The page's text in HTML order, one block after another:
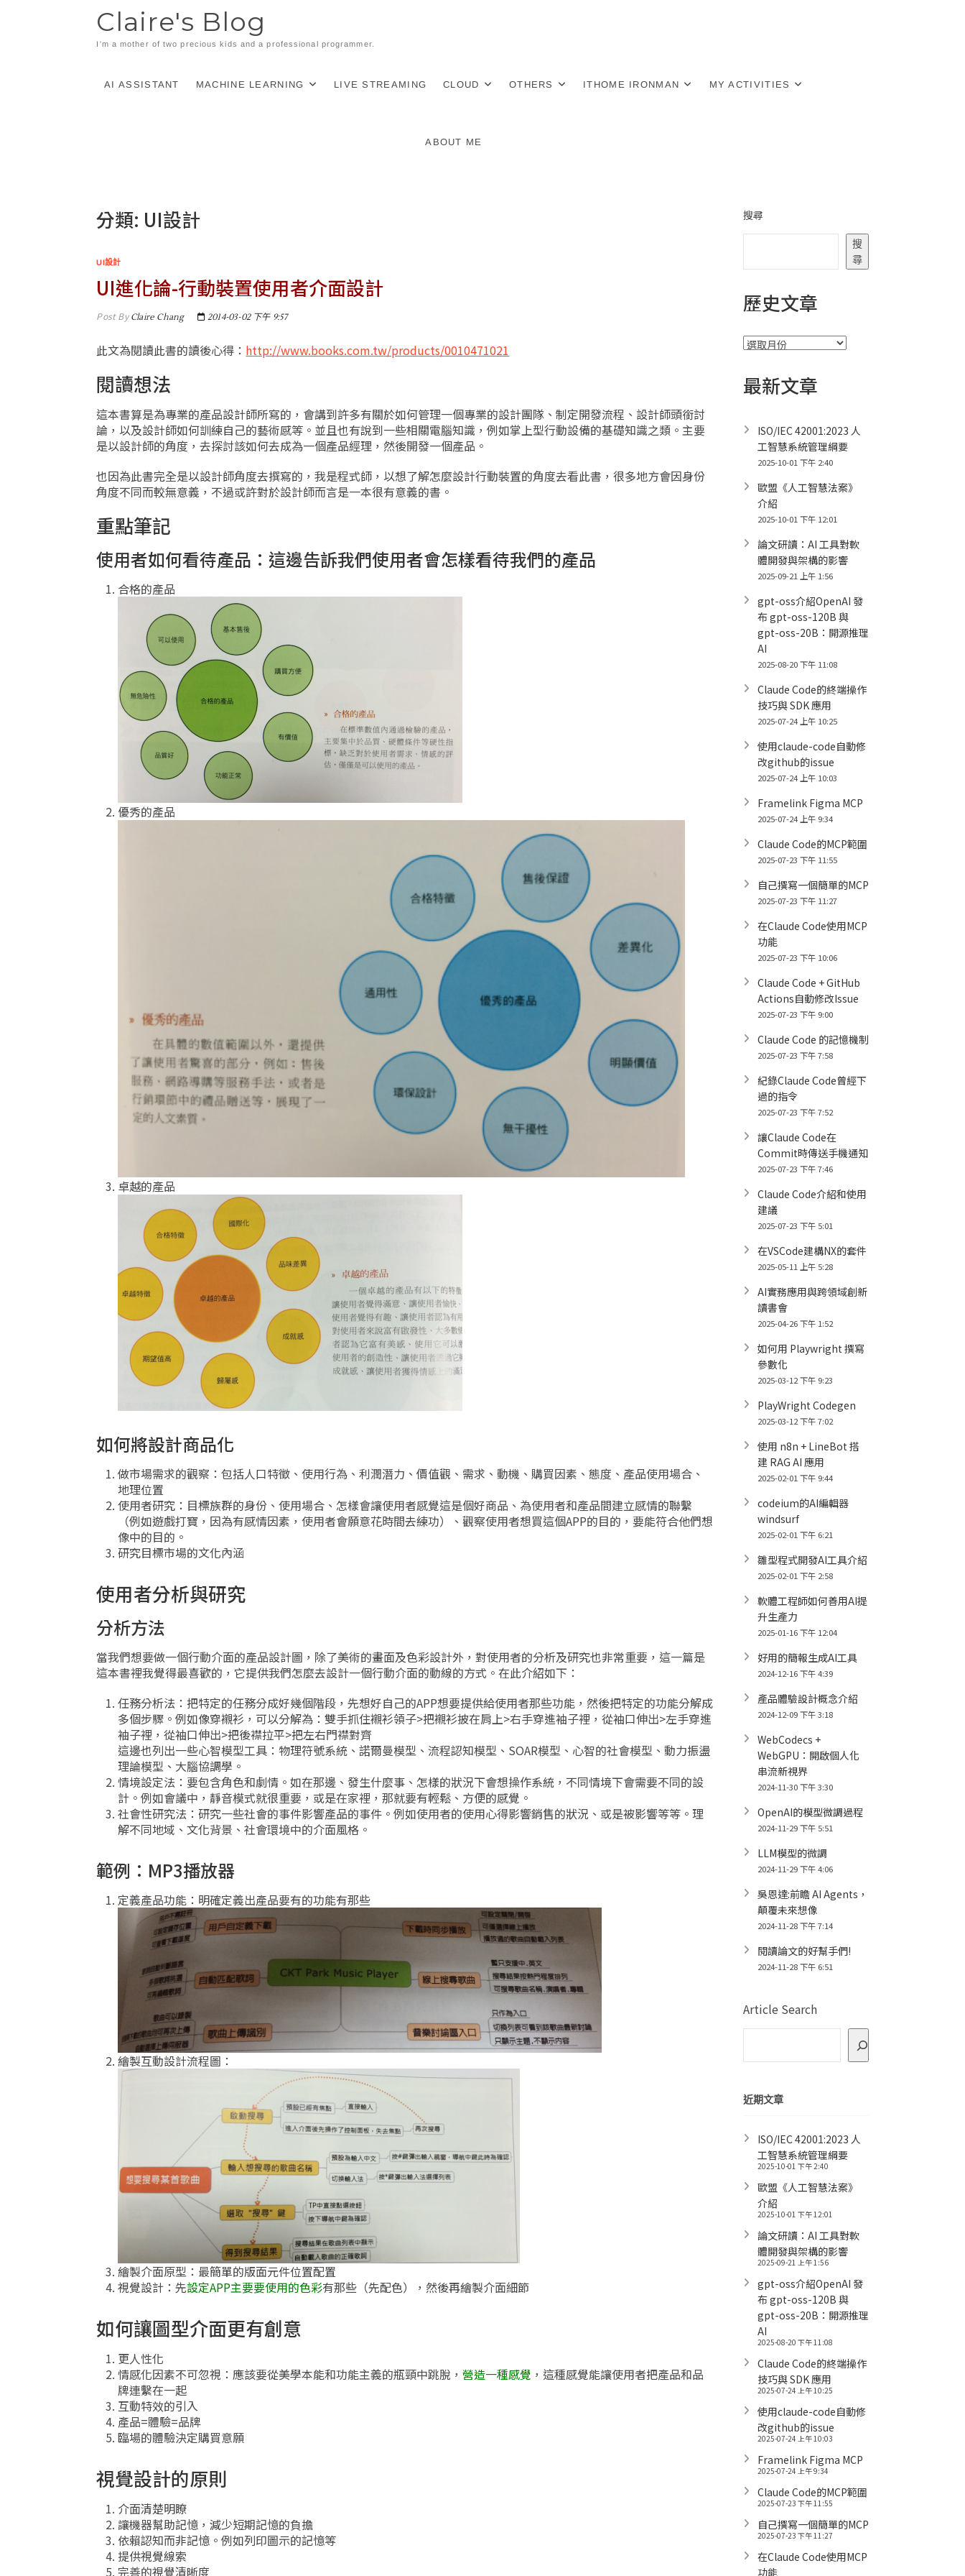
Claire's Blog
I'm a mother of two precious kids and a professional programmer.
AI ASSISTANT MACHINE LEARNING LIVE STREAMING CLOUD OTHERS ITHOME IRONMAN MY ACTIVITIES
ABOUT ME
分類: UI設計
UI設計
UI進化論-行動裝置使用者介面設計
Post ByClaire Chang 2014-03-02 下午 9:57
此文為閱讀此書的讀後心得： http://www.books.com.tw/products/0010471021
閱讀想法
這本書算是為專業的產品設計師所寫的，會講到許多有關於如何管理一個專業的設計團隊、制定開發流程、設計師頭銜討
論，以及設計師如何訓練自己的藝術感等。並且也有說到一些相關電腦知識，例如掌上型行動設備的基礎知識之類。主要
是以設計師的角度，去探討該如何去成為一個產品經理，然後開發一個產品。
也因為此書完全是以設計師角度去撰寫的，我是程式師，以想了解怎麼設計行動裝置的角度去看此書，很多地方會因身份
角度不同而較無意義，不過或許對於設計師而言是一本很有意義的書。
重點筆記
使用者如何看待產品：這邊告訴我們使用者會怎樣看待我們的產品
合格的產品
優秀的產品
卓越的產品
如何將設計商品化
做市場需求的觀察：包括人口特徵、使用行為、利潤潛力、價值觀、需求、動機、購買因素、態度、產品使用場合、
地理位置
使用者研究：目標族群的身份、使用場合、怎樣會讓使用者感覺這是個好商品、為使用者和產品間建立感情的聯繫
（例如遊戲打寶，因為有感情因素，使用者會願意花時間去練功）、觀察使用者想買這個APP的目的，要能符合他們想
像中的目的。
研究目標市場的文化內涵
使用者分析與研究
分析方法
當我們想要做一個行動介面的產品設計圖，除了美術的畫面及色彩設計外，對使用者的分析及研究也非常重要，這一篇是
這本書裡我覺得最喜歡的，它提供我們怎麼去設計一個行動介面的動線的方式。在此介紹如下：
任務分析法：把特定的任務分成好幾個階段，先想好自己的APP想要提供給使用者那些功能，然後把特定的功能分解成
多個步驟。例如像穿襯衫，可以分解為：雙手抓住襯衫領子>把襯衫披在肩上>右手穿進袖子裡，從袖口伸出>左手穿進
袖子裡，從袖口伸出>把後襟拉平>把左右門襟對齊
這邊也列出一些心智模型工具：物理符號系統、諾爾曼模型、流程認知模型、SOAR模型、心智的社會模型、動力振盪
理論模型、大腦協調學。
情境設定法：要包含角色和劇情。如在那邊、發生什麼事、怎樣的狀況下會想操作系統，不同情境下會需要不同的設
計。例如會議中，靜音模式就很重要，或是在家裡，那就要有輕鬆、方便的感覺。
社會性研究法：研究一些社會的事件影響產品的事件。例如使用者的使用心得影響銷售的狀況、或是被影響等等。理
解不同地域、文化背景、社會環境中的介面風格。
範例：MP3播放器
定義產品功能：明確定義出產品要有的功能有那些
繪製互動設計流程圖：
繪製介面原型：最簡單的版面元件位置配置
視覺設計：先設定APP主要要使用的色彩有那些（先配色），然後再繪製介面細節
如何讓圖型介面更有創意
更人性化
情感化因素不可忽視：應該要從美學本能和功能主義的瓶頸中跳脫，營造一種感覺 ，這種感覺能讓使用者把產品和品
牌連繫在一起
互動特效的引入
產品=體驗=品牌
臨場的體驗決定購買意願
視覺設計的原則
介面清楚明瞭
讓機器幫助記憶，減少短期記憶的負擔
依賴認知而非記憶。例如列印圖示的記憶等
提供視覺線索
完善的視覺清晰度
搜尋
搜
尋
歷史文章
彙
最新文章
ISO/IEC 42001:2023 人
工智慧系統管理綱要
2025-10-01 下午 2:40
歐盟《人工智慧法案》
介紹
2025-10-01 下午 12:01
論文研讀：AI 工具對軟
體開發與架構的影響
2025-09-21 上午 1:56
gpt-oss介紹OpenAI 發
布 gpt-oss-120B 與
gpt-oss-20B：開源推理
AI
2025-08-20 下午 11:08
Claude Code的終端操作
技巧與 SDK 應用
2025-07-24 上午 10:25
使用claude-code自動修
改github的issue
2025-07-24 上午 10:03
Framelink Figma MCP
2025-07-24 上午 9:34
Claude Code的MCP範圍
2025-07-23 下午 11:55
自己撰寫一個簡單的MCP
2025-07-23 下午 11:27
在Claude Code使用MCP
功能
2025-07-23 下午 10:06
Claude Code + GitHub
Actions自動修改Issue
2025-07-23 下午 9:00
Claude Code 的記憶機制
2025-07-23 下午 7:58
紀錄Claude Code曾經下
過的指令
2025-07-23 下午 7:52
讓Claude Code在
Commit時傳送手機通知
2025-07-23 下午 7:46
Claude Code介紹和使用
建議
2025-07-23 下午 5:01
在VSCode建構NX的套件
2025-05-11 上午 5:28
AI實務應用與跨領域創新
讀書會
2025-04-26 下午 1:52
如何用 Playwright 撰寫
參數化
2025-03-12 下午 9:23
PlayWright Codegen
2025-03-12 下午 7:02
使用 n8n + LineBot 搭
建 RAG AI 應用
2025-02-01 下午 9:44
codeium的AI編輯器
windsurf
2025-02-01 下午 6:21
雛型程式開發AI工具介紹
2025-02-01 下午 2:58
軟體工程師如何善用AI提
升生產力
2025-01-16 下午 12:04
好用的簡報生成AI工具
2024-12-16 下午 4:39
產品體驗設計概念介紹
2024-12-09 下午 3:18
WebCodecs +
WebGPU：開啟個人化
串流新視界
2024-11-30 下午 3:30
OpenAI的模型微調過程
2024-11-29 下午 5:51
LLM模型的微調
2024-11-29 下午 4:06
吳恩達:前瞻 AI Agents，
顛覆未來想像
2024-11-28 下午 7:14
閱讀論文的好幫手們!
2024-11-28 下午 6:51
Article Search
近期文章
ISO/IEC 42001:2023 人
工智慧系統管理綱要
2025-10-01 下午 2:40
歐盟《人工智慧法案》
介紹
2025-10-01 下午 12:01
論文研讀：AI 工具對軟
體開發與架構的影響
2025-09-21 上午 1:56
gpt-oss介紹OpenAI 發
布 gpt-oss-120B 與
gpt-oss-20B：開源推理
AI
2025-08-20 下午 11:08
Claude Code的終端操作
技巧與 SDK 應用
2025-07-24 上午 10:25
使用claude-code自動修
改github的issue
2025-07-24 上午 10:03
Framelink Figma MCP
2025-07-24 上午 9:34
Claude Code的MCP範圍
2025-07-23 下午 11:55
自己撰寫一個簡單的MCP
2025-07-23 下午 11:27
在Claude Code使用MCP
功能